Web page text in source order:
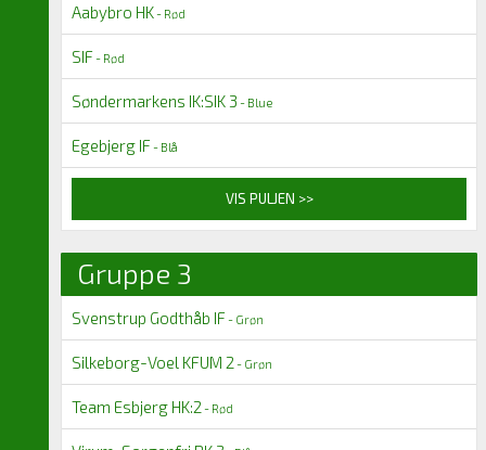
Aabybro HK- Rød
SIF - Rød
Søndermarkens IK:SIK 3 - Blue
Egebjerg IF - Blå
VIS PULJEN >>
Gruppe 3
Svenstrup Godthåb IF - Grøn
Silkeborg-Voel KFUM 2 - Grøn
Team Esbjerg HK:2 - Rød